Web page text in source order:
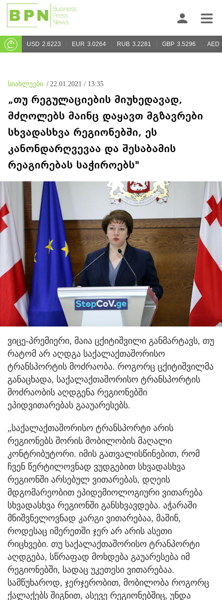
USD 2.6223 EUR 3.0264 RUB 3.2281 GBP 3.5296 AED
სიახლეები / 22.01.2021 / 13:35
„თუ რეგულაციების მიუხედავად,
მძღოლებს მაინც დაყავთ მგზავრები
სხვადასხვა რეგიონებში, ეს
კანონდარღვევაა და შესაბამის
რეაგირებას საჭიროებს"
ვიცე-პრემიერი, მაია ცქიტიშვილი განმარტავს, თუ
რატომ არ აღდგა საქალაქთაშორისო
ტრანსპორტის მოძრაობა. როგორც ცქიტიშვილმა
განაცხადა, საქალაქთაშორისო ტრანსპორტის
მოძრაობის აღდგენა რეგიონებში
ეპიდვითარებას გააუარესებს.
„საქალაქთაშორისო ტრანსპორტი არის
რეგიონებს შორის მობილობის მაღალი
კონტრიბუტორი. იმის გათვალისწინებით, რომ
ჩვენ წერტილოვნად ვუდგებით სხვადასხვა
რეგიონში არსებულ ვითარებას, დღეის
მდგომარეობით ეპიდემიოლოგიური ვითარება
სხვადასხვა რეგიონში განსხვავდება. აჭარაში
მნიშვნელოვნად კარგი ვითარებაა, მაშინ,
როდესაც იმერეთში ჯერ არ არის ასეთი
რიცხვები. თუ საქალაქთაშორისო ტრანპორტი
აღდგება, სწრაფად მოხდება გაუარესება იმ
რეგიონებში, სადაც უკეთესი ვითარებაა.
სამწუხაროდ, ჯერჯერობით, მობილობა როგორც
ქალაქებს შიგნით, ასევე რეგიონებშიც, უნდა